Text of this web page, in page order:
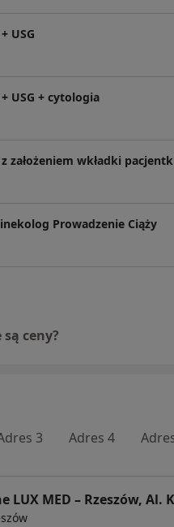
USG
USG + cytologia
założeniem wkładki
Prowadzenie Ciąży
ceny?
3 Adres 4
LUX MED – Rzeszów, Al.